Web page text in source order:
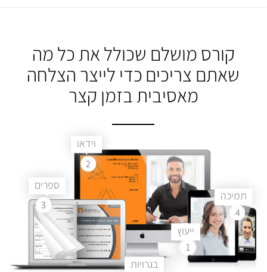
קורס מושלם שכולל את כל מה
שאתם צריכים כדי לייצר הצלחה
מאסיבית בזמן קצר
ייעוץ
1
וידאו
2
ספרים
3
תמיכה
4
בגרויות